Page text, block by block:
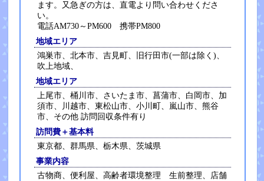
ます。又急ぎの方は、直電より問い合わせくださ
い。
電話AM730～PM600 携帯PM800
地域エリア
鴻巣市、北本市、吉見町、旧行田市(一部は除く)、
吹上地域、
地域エリア
上尾市、桶川市、さいたま市、菖蒲市、白岡市、加
須市、川越市、東松山市、小川町、嵐山市、熊谷
市、その他 訪問回収条件有り
訪問費＋基本料
東京都、群馬県、栃木県、茨城県
事業内容
古物商、便利屋、高齢者環境整理 生前整理、店舗